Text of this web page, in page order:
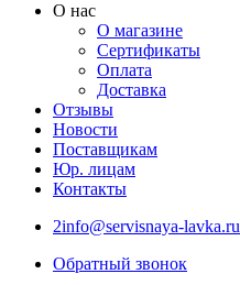
О нас
О магазине
Сертификаты
Оплата
Доставка
Отзывы
Новости
Поставщикам
Юр. лицам
Контакты
2info@servisnaya-lavka.ru
Обратный звонок